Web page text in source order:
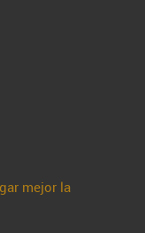
mejor la